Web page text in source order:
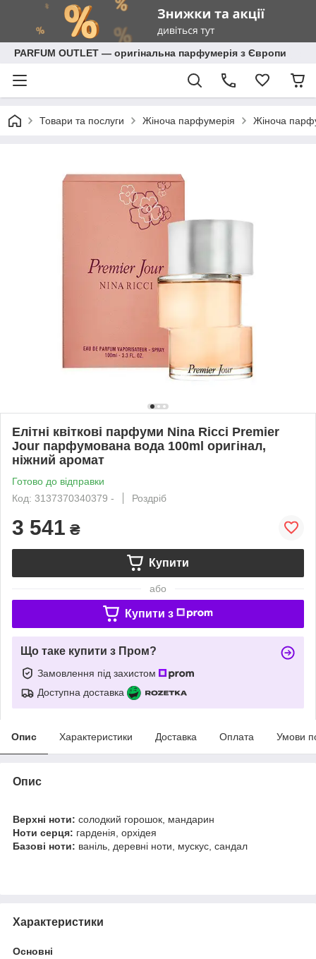
PARFUM OUTLET — оригінальна парфумерія з Європи
Товари та послуги Жіноча парфумерія Жіноча
Елітні квіткові парфуми Nina Ricci Premier
Jour парфумована вода 100ml оригінал,
ніжний аромат
Готово до відправки
Код: 3137370340379 -
Роздріб
3 541 ₴
Купити
або
Купити з
Що таке купити з Пром?
Замовлення під захистом
Доступна доставка
Опис Характеристики Доставка Оплата Умови
Опис
Верхні ноти: солодкий горошок, мандарин
Ноти серця: гарденія, орхідея
Базові ноти: ваніль, деревні ноти, мускус, сандал
Характеристики
Основні